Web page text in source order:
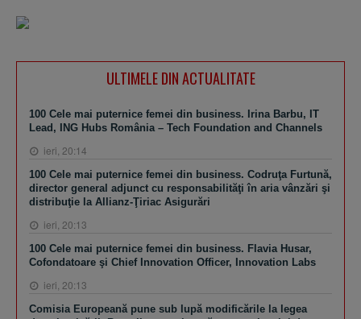
ULTIMELE DIN ACTUALITATE
100 Cele mai puternice femei din business. Irina Barbu, IT
Lead, ING Hubs România – Tech Foundation and Channels
ieri, 20:14
100 Cele mai puternice femei din business. Codruţa Furtună,
director general adjunct cu responsabilităţi în aria vânzări şi
distribuţie la Allianz-Ţiriac Asigurări
ieri, 20:13
100 Cele mai puternice femei din business. Flavia Husar,
Cofondatoare şi Chief Innovation Officer, Innovation Labs
ieri, 20:13
Comisia Europeană pune sub lupă modificările la legea